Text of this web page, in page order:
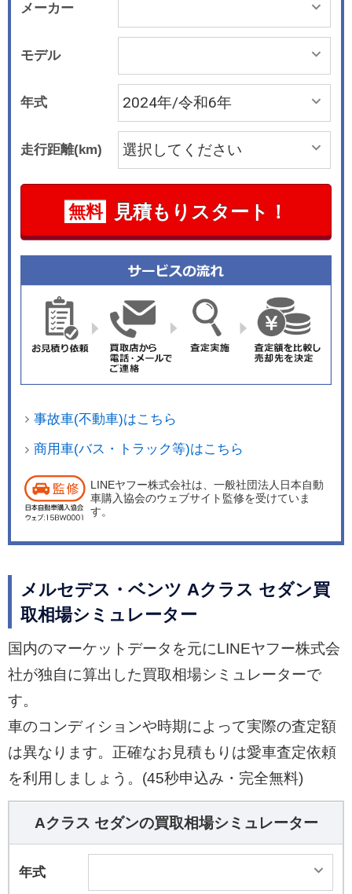
メーカー
モデル
年式
走行距離(km)
無料 見積もりスタート！
事故車(不動車)はこちら
商用車(バス・トラック等)はこちら
LINEヤフー株式会社は、一般社団法人日本自動
車購入協会のウェブサイト監修を受けていま
す。
メルセデス・ベンツ Aクラス セダン買
取相場シミュレーター
国内のマーケットデータを元にLINEヤフー株式会
社が独自に算出した買取相場シミュレーターで
す。
車のコンディションや時期によって実際の査定額
は異なります。正確なお見積もりは愛車査定依頼
を利用しましょう。(45秒申込み・完全無料)
Aクラス セダンの買取相場シミュレーター
年式